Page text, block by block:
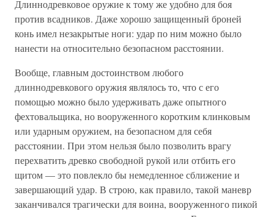
Длиннодревковое оружие к тому же удобно для боя
против всадников. Даже хорошо защищенный броней
конь имел незакрытые ноги: удар по ним можно было
нанести на относительно безопасном расстоянии.
Вообще, главным достоинством любого
длиннодревкового оружия являлось то, что с его
помощью можно было удерживать даже опытного
фехтовальщика, но вооруженного коротким клинковым
или ударным оружием, на безопасном для себя
расстоянии. При этом нельзя было позволить врагу
перехватить древко свободной рукой или отбить его
щитом — это повлекло бы немедленное сближение и
завершающий удар. В строю, как правило, такой маневр
заканчивался трагически для воина, вооруженного пикой